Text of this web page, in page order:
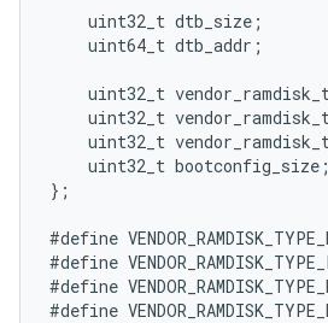
uint32_t dtb_size ;
uint64_t dtb_addr ;
uint32_t
uint32_t
uint32_t
uint32_t bootconfig_size ;
} ;
#define
#define
#define
#define